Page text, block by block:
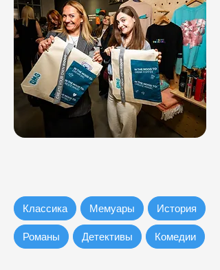
Классика Мемуары История
Романы Детективы Комедии